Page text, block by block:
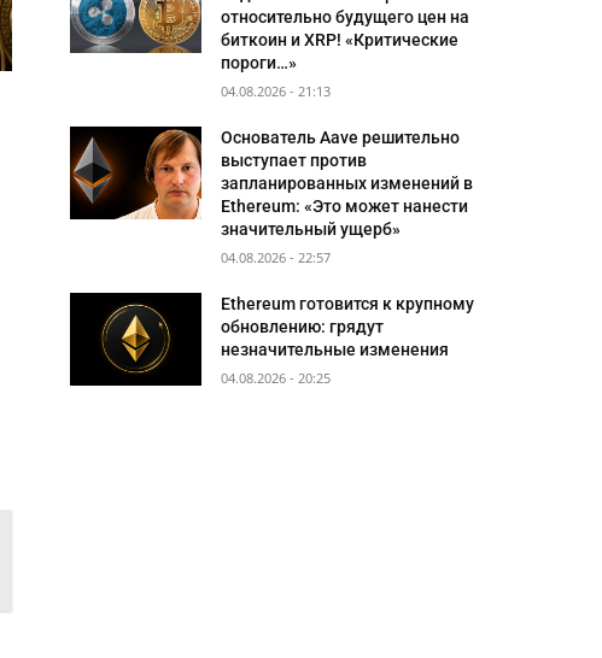
относительно будущего цен на
биткоин и XRP! «Критические
пороги…»
04.08.2026 - 21:13
Основатель Aave решительно
выступает против
запланированных изменений в
Ethereum: «Это может нанести
значительный ущерб»
04.08.2026 - 22:57
Ethereum готовится к крупному
обновлению: грядут
незначительные изменения
04.08.2026 - 20:25